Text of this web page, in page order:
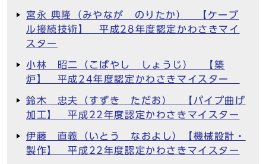
宮永 典隆（みやなが のりたか） 【ケーブ
ル接続技術】 平成28年度認定かわさきマイ
スター
小林 昭二（こばやし しょうじ） 【築
炉】 平成24年度認定かわさきマイスター
鈴木 忠夫（すずき ただお） 【パイプ曲げ
加工】 平成22年度認定かわさきマイスター
伊藤 直義（いとう なおよし）【機械設計・
製作】 平成22年度認定かわさきマイスター